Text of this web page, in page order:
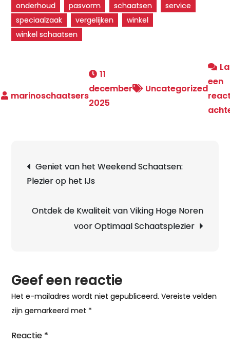
onderhoud
pasvorm schaatsen
service
speciaalzaak
vergelijken
winkel
winkel schaatsen
11
december
2025
Uncategorized
een
Geniet van het Weekend Schaatsen:
Plezier op het IJs
Ontdek de Kwaliteit van Viking Hoge Noren
voor Optimaal Schaatsplezier
Geef een reactie
Het e-mailadres wordt niet gepubliceerd. Vereiste velden
zijn gemarkeerd met *
Reactie *